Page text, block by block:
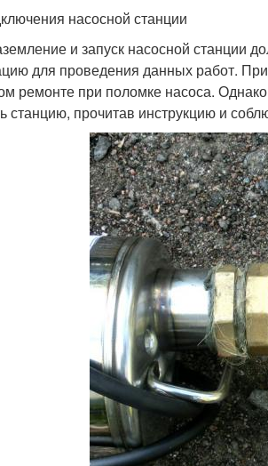
насосной станции
и запуск насосной станции
для проведения данных работ.
ремонте при поломке насоса.
станцию, прочитав инструкцию и